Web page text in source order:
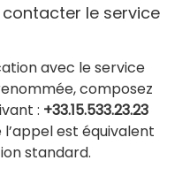
: contacter le service
avec le service
composez
: +33.15.533.23.23
est équivalent
standard.